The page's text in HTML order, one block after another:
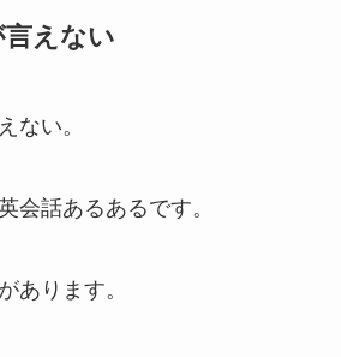
えない
ない。
会話あるあるです。
あります。